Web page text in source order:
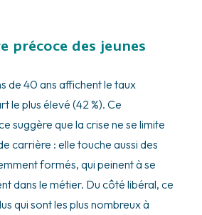
précoce des jeunes
de 40 ans affichent le taux
le plus élevé (42 %). Ce
suggère que la crise ne se limite
carrière : elle touche aussi des
formés, qui peinent à se
dans le métier. Du côté libéral, ce
qui sont les plus nombreux à